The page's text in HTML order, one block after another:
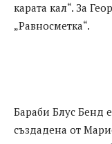
карата кал“. За
„Равносметка“.
Бараби Блус Бенд
създадена от